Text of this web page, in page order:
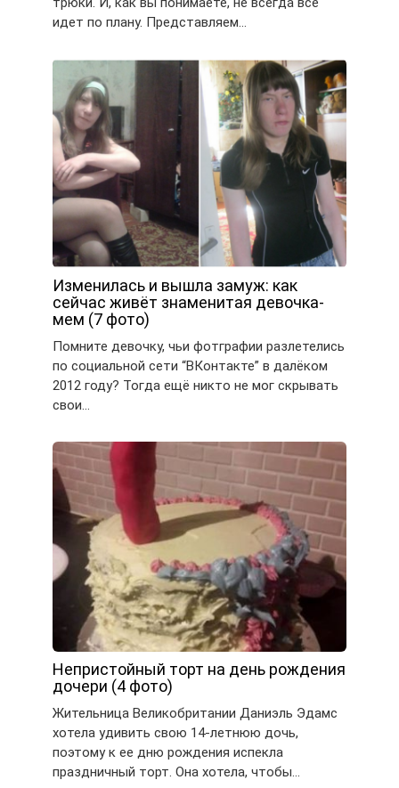
идет по плану. Представляем…
Изменилась и вышла замуж: как
сейчас живёт знаменитая девочка-
мем (7 фото)
Помните девочку, чьи фотграфии разлетелись
по социальной сети “ВКонтакте” в далёком
2012 году? Тогда ещё никто не мог скрывать
свои…
Непристойный торт на день рождения
дочери (4 фото)
Жительница Великобритании Даниэль Эдамс
хотела удивить свою 14-летнюю дочь,
поэтому к ее дню рождения испекла
праздничный торт. Она хотела, чтобы…